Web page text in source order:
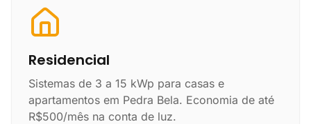
Residencial
Sistemas de 3 a 15 kWp para casas e
apartamentos em Pedra Bela. Economia de até
R$500/mês na conta de luz.